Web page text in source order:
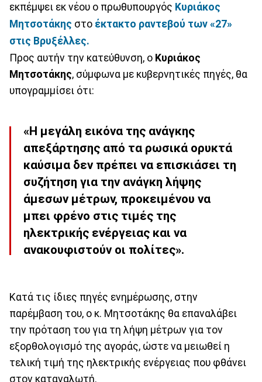
εκπέμψει εκ νέου ο πρωθυπουργός Κυριάκος
Μητσοτάκης στο έκτακτο ραντεβού των «27»
στις Βρυξέλλες.
Προς αυτήν την κατεύθυνση, ο Κυριάκος
Μητσοτάκης, σύμφωνα με κυβερνητικές πηγές, θα
υπογραμμίσει ότι:
«Η μεγάλη εικόνα της ανάγκης
απεξάρτησης από τα ρωσικά ορυκτά
καύσιμα δεν πρέπει να επισκιάσει τη
συζήτηση για την ανάγκη λήψης
άμεσων μέτρων, προκειμένου να
μπει φρένο στις τιμές της
ηλεκτρικής ενέργειας και να
ανακουφιστούν οι πολίτες».
Κατά τις ίδιες πηγές ενημέρωσης, στην
παρέμβαση του, ο κ. Μητσοτάκης θα επαναλάβει
την πρόταση του για τη λήψη μέτρων για τον
εξορθολογισμό της αγοράς, ώστε να μειωθεί η
τελική τιμή της ηλεκτρικής ενέργειας που φθάνει
στον καταναλωτή.